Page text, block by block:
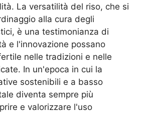
La versatilità del riso, che si
alla cura degli
è una testimonianza di
e l'innovazione possano
nelle tradizioni e nelle
In un'epoca in cui la
sostenibili e a basso
diventa sempre più
e valorizzare l'uso